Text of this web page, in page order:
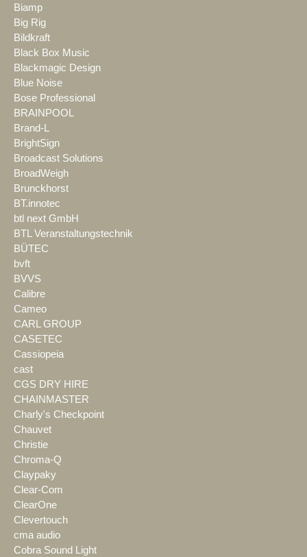
Biamp
Big Rig
Bildkraft
Black Box Music
Blackmagic Design
Blue Noise
Bose Professional
BRAINPOOL
Brand-L
BrightSign
Broadcast Solutions
BroadWeigh
Brunckhorst
BT.innotec
btl next GmbH
BTL Veranstaltungstechnik
BÜTEC
bvft
BVVS
Calibre
Cameo
CARL GROUP
CASETEC
Cassiopeia
cast
CGS DRY HIRE
CHAINMASTER
Charly's Checkpoint
Chauvet
Christie
Chroma-Q
Claypaky
Clear-Com
ClearOne
Clevertouch
cma audio
Cobra Sound Light